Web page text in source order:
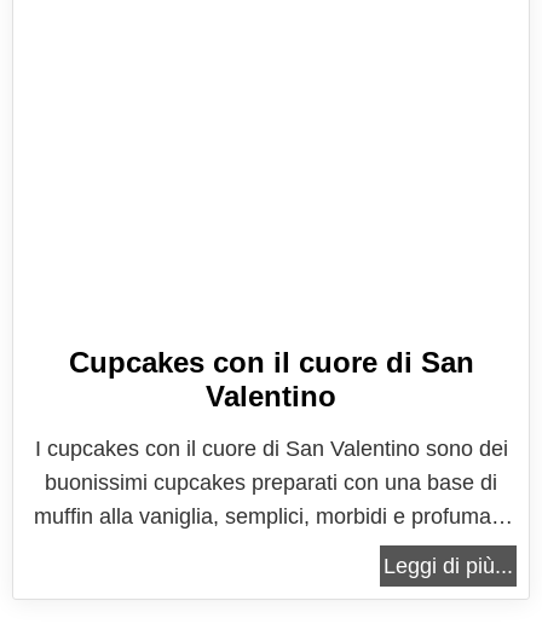
Cupcakes con il cuore di San
Valentino
I cupcakes con il cuore di San Valentino sono dei
buonissimi cupcakes preparati con una base di
muffin alla vaniglia, semplici, morbidi e profumati,
al cui interno viene messo un cuore rosso, che
rende speciali questi cupcake quando vengono
Leggi di più...